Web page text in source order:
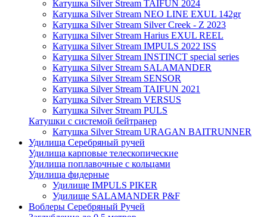
Катушка Silver Stream TAIFUN 2024
Катушка Silver Stream NEO LINE EXUL 142gr
Катушка Silver Stream Silver Creek - Z 2023
Катушка Silver Stream Harius EXUL REEL
Катушка Silver Stream IMPULS 2022 ISS
Катушка Silver Stream INSTINCT special series
Катушка Silver Stream SALAMANDER
Катушка Silver Stream SENSOR
Катушка Silver Stream TAIFUN 2021
Катушка Silver Stream VERSUS
Катушка Silver Stream PULS
Катушки с системой бейтранер
Катушка Silver Stream URAGAN BAITRUNNER
Удилища Серебряный ручей
Удилища карповые телескопические
Удилища поплавочные с кольцами
Удилища фидерные
Удилище IMPULS PIKER
Удилище SALAMANDER P&F
Воблеры Серебряный Ручей